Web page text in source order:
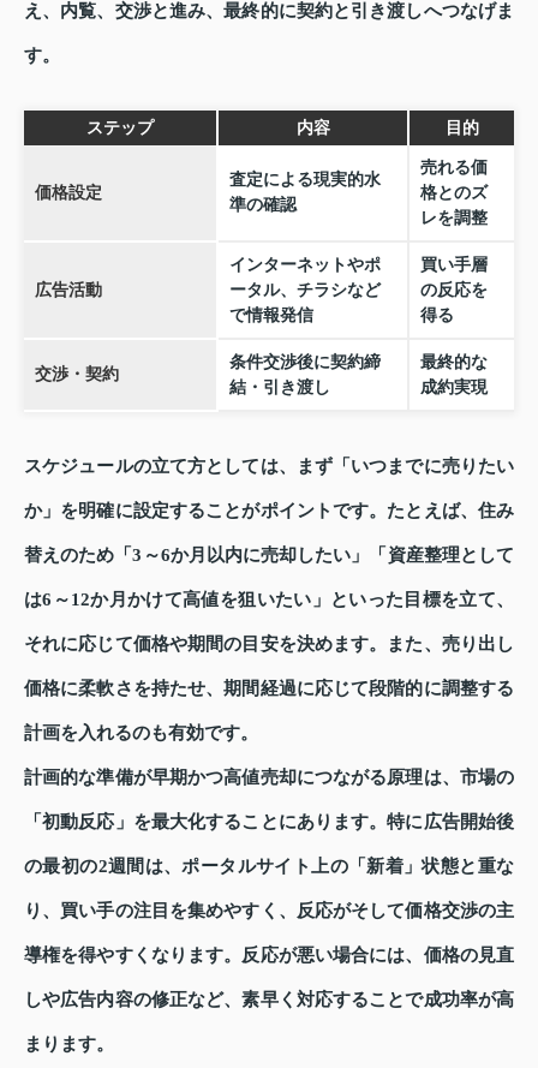
え、内覧、交渉と進み、最終的に契約と引き渡しへつなげま
す。
ステップ 内容 目的
価格設定
査定による現実的水
準の確認
売れる価
格とのズ
レを調整
広告活動
インターネットやポ
ータル、チラシなど
で情報発信
買い手層
の反応を
得る
交渉・契約
条件交渉後に契約締
結・引き渡し
最終的な
成約実現
スケジュールの立て方としては、まず「いつまでに売りたい
か」を明確に設定することがポイントです。たとえば、住み
替えのため「3～6か月以内に売却したい」「資産整理として
は6～12か月かけて高値を狙いたい」といった目標を立て、
それに応じて価格や期間の目安を決めます。また、売り出し
価格に柔軟さを持たせ、期間経過に応じて段階的に調整する
計画を入れるのも有効です。
計画的な準備が早期かつ高値売却につながる原理は、市場の
「初動反応」を最大化することにあります。特に広告開始後
の最初の2週間は、ポータルサイト上の「新着」状態と重な
り、買い手の注目を集めやすく、反応がそして価格交渉の主
導権を得やすくなります。反応が悪い場合には、価格の見直
しや広告内容の修正など、素早く対応することで成功率が高
まります。